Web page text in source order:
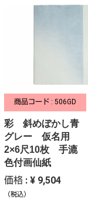
商品コード : 506GD
彩 斜めぼかし青
グレー 仮名用
2×6尺10枚 手漉
色付画仙紙
価格 : ¥ 9,504
（税込）